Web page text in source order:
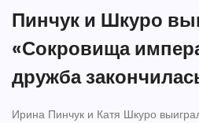
Пинчук и Шкуро
«Сокровища
дружба
Ирина Пинчук и Катя Шкуро